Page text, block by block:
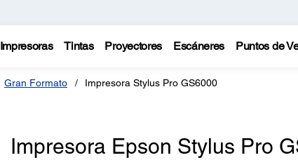
Impresoras Tintas Proyectores Escáneres Puntos de
Gran Formato Impresora Stylus Pro GS6000
Impresora Epson Stylus Pro